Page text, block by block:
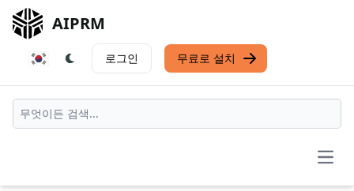
AIPRM
로그인 무료로 설치